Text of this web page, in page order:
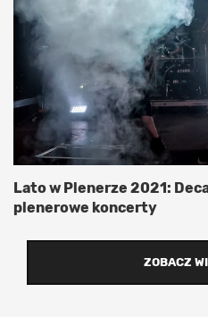
Lato w Plenerze 2021:
plenerowe koncerty
ZOBACZ